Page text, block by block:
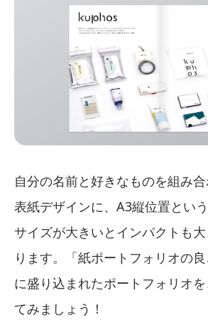
自分の名前と好きなものを組み
表紙デザインに、A3縦位置という
サイズが大きいとインパクトも
ります。「紙ポートフォリオの
に盛り込まれたポートフォリオ
てみましょう！